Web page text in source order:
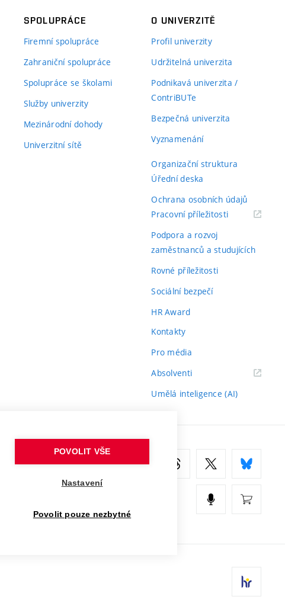
SPOLUPRÁCE
Firemní spolupráce
Zahraniční spolupráce
Spolupráce se školami
Služby univerzity
Mezinárodní dohody
Univerzitní sítě
O UNIVERZITĚ
Profil univerzity
Udržitelná univerzita
Podnikavá univerzita /
ContriBUTe
Bezpečná univerzita
Vyznamenání
Organizační struktura
Úřední deska
Ochrana osobních údajů
Pracovní příležitosti(externí
Podpora a rozvoj
zaměstnanců a studujících
Rovné příležitosti
Sociální bezpečí
HR Award
Kontakty
Pro média
Absolventi(externí
Umělá inteligence (AI)
POVOLIT VŠE
Nastavení
Povolit pouze nezbytné